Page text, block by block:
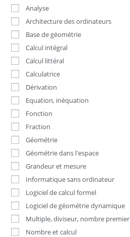
Analyse
Architecture des ordinateurs
Base de géométrie
Calcul intégral
Calcul littéral
Calculatrice
Dérivation
Equation, inéquation
Fonction
Fraction
Géométrie
Géométrie dans l'espace
Grandeur et mesure
Informatique sans ordinateur
Logiciel de calcul formel
Logiciel de géométrie dynamique
Multiple, diviseur, nombre premier
Nombre et calcul